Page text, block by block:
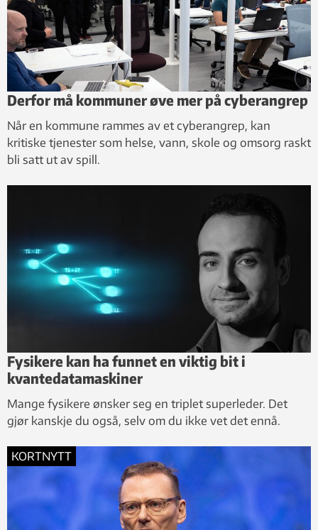
Derfor må kommuner øve mer på cyberangrep
Når en kommune rammes av et cyberangrep, kan
kritiske tjenester som helse, vann, skole og omsorg raskt
bli satt ut av spill.
Fysikere kan ha funnet en viktig bit i
kvantedatamaskiner
Mange fysikere ønsker seg en triplet superleder. Det
gjør kanskje du også, selv om du ikke vet det ennå.
KORTNYTT